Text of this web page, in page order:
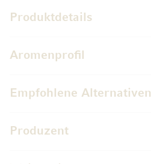
Produktdetails
Aromenprofil
Empfohlene Alternativen
Produzent